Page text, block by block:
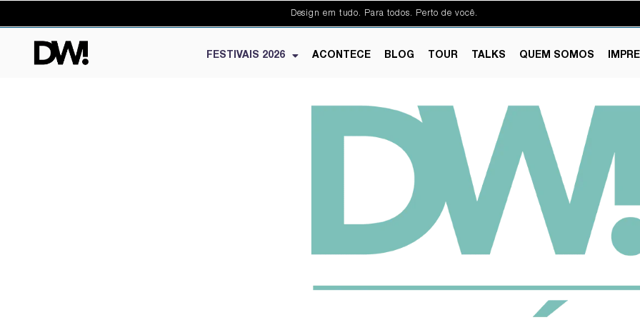
Design em tudo. Para todos. Perto de você.
FESTIVAIS 2026 ACONTECE BLOG TOUR TALKS QUEM SOMOS